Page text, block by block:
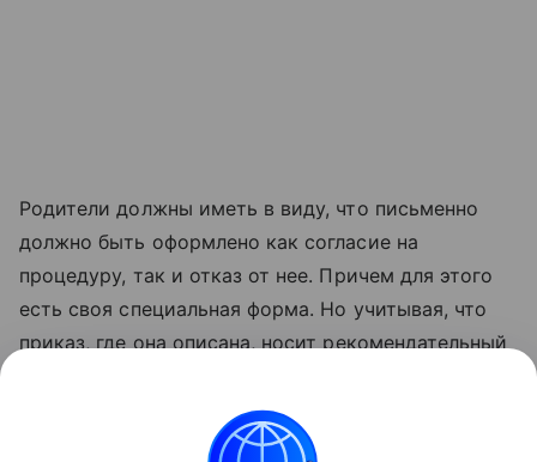
Родители должны иметь в виду, что письменно
должно быть оформлено как согласие на
процедуру, так и отказ от нее. Причем для этого
есть своя специальная форма. Но учитывая, что
приказ, где она описана, носит рекомендательный
может ввести собственный внутренний регламент,
однако он не должен противоречить российскому